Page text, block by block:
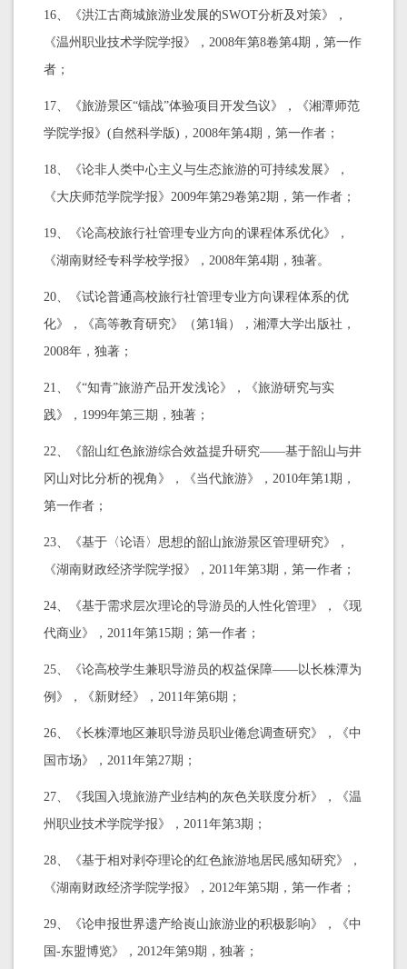
16、《洪江古商城旅游业发展的SWOT分析及对策》，
《温州职业技术学院学报》，2008年第8卷第4期，第一作
者；
17、《旅游景区“镭战”体验项目开发刍议》，《湘潭师范
学院学报》(自然科学版)，2008年第4期，第一作者；
18、《论非人类中心主义与生态旅游的可持续发展》，
《大庆师范学院学报》2009年第29卷第2期，第一作者；
19、《论高校旅行社管理专业方向的课程体系优化》，
《湖南财经专科学校学报》，2008年第4期，独著。
20、《试论普通高校旅行社管理专业方向课程体系的优
化》，《高等教育研究》（第1辑），湘潭大学出版社，
2008年，独著；
21、《“知青”旅游产品开发浅论》，《旅游研究与实
践》，1999年第三期，独著；
22、《韶山红色旅游综合效益提升研究——基于韶山与井
冈山对比分析的视角》，《当代旅游》，2010年第1期，
第一作者；
23、《基于〈论语〉思想的韶山旅游景区管理研究》，
《湖南财政经济学院学报》，2011年第3期，第一作者；
24、《基于需求层次理论的导游员的人性化管理》，《现
代商业》，2011年第15期；第一作者；
25、《论高校学生兼职导游员的权益保障——以长株潭为
例》，《新财经》，2011年第6期；
26、《长株潭地区兼职导游员职业倦怠调查研究》，《中
国市场》，2011年第27期；
27、《我国入境旅游产业结构的灰色关联度分析》，《温
州职业技术学院学报》，2011年第3期；
28、《基于相对剥夺理论的红色旅游地居民感知研究》，
《湖南财政经济学院学报》，2012年第5期，第一作者；
29、《论申报世界遗产给崀山旅游业的积极影响》，《中
国-东盟博览》，2012年第9期，独著；